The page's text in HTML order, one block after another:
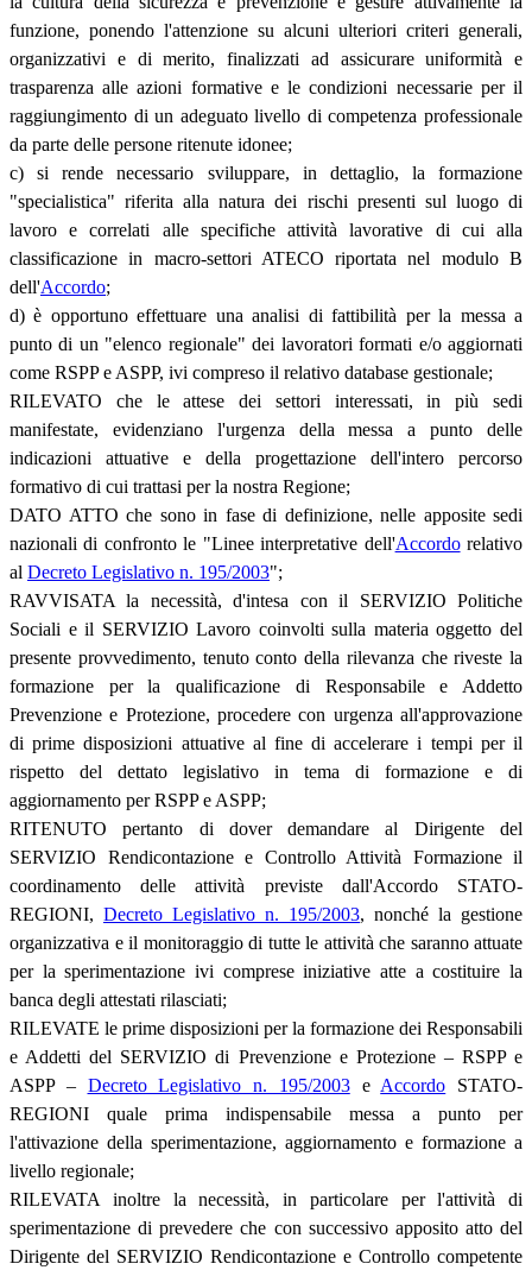
funzione, ponendo l'attenzione su alcuni ulteriori criteri generali,
organizzativi e di merito, finalizzati ad assicurare uniformità e
trasparenza alle azioni formative e le condizioni necessarie per il
raggiungimento di un adeguato livello di competenza professionale
da parte delle persone ritenute idonee;
c) si rende necessario sviluppare, in dettaglio, la formazione
"specialistica" riferita alla natura dei rischi presenti sul luogo di
lavoro e correlati alle specifiche attività lavorative di cui alla
classificazione in macro-settori ATECO riportata nel modulo B
dell'Accordo;
d) è opportuno effettuare una analisi di fattibilità per la messa a
punto di un "elenco regionale" dei lavoratori formati e/o aggiornati
come RSPP e ASPP, ivi compreso il relativo database gestionale;
RILEVATO che le attese dei settori interessati, in più sedi
manifestate, evidenziano l'urgenza della messa a punto delle
indicazioni attuative e della progettazione dell'intero percorso
formativo di cui trattasi per la nostra Regione;
DATO ATTO che sono in fase di definizione, nelle apposite sedi
nazionali di confronto le "Linee interpretative dell'Accordorelativo
al Decreto Legislativo n. 195/2003";
RAVVISATA la necessità, d'intesa con il SERVIZIO Politiche
Sociali e il SERVIZIO Lavoro coinvolti sulla materia oggetto del
presente provvedimento, tenuto conto della rilevanza che riveste la
formazione per la qualificazione di Responsabile e Addetto
Prevenzione e Protezione, procedere con urgenza all'approvazione
di prime disposizioni attuative al fine di accelerare i tempi per il
rispetto del dettato legislativo in tema di formazione e di
aggiornamento per RSPP e ASPP;
RITENUTO pertanto di dover demandare al Dirigente del
SERVIZIO Rendicontazione e Controllo Attività Formazione il
coordinamento delle attività previste dall'Accordo STATO-
REGIONI, Decreto Legislativo n. 195/2003, nonché la gestione
organizzativa e il monitoraggio di tutte le attività che saranno attuate
per la sperimentazione ivi comprese iniziative atte a costituire la
banca degli attestati rilasciati;
RILEVATE le prime disposizioni per la formazione dei Responsabili
e Addetti del SERVIZIO di Prevenzione e Protezione – RSPP e
ASPP – Decreto Legislativo n. 195/2003e Accordo STATO-
REGIONI quale prima indispensabile messa a punto per
l'attivazione della sperimentazione, aggiornamento e formazione a
livello regionale;
RILEVATA inoltre la necessità, in particolare per l'attività di
sperimentazione di prevedere che con successivo apposito atto del
Dirigente del SERVIZIO Rendicontazione e Controllo competente